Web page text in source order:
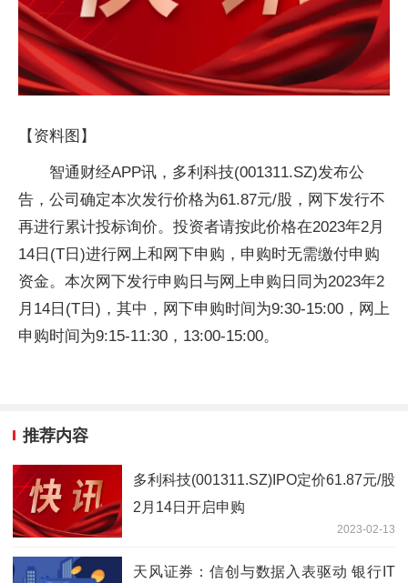
【资料图】
智通财经APP讯，多利科技(001311.SZ)发布公
告，公司确定本次发行价格为61.87元/股，网下发行不
再进行累计投标询价。投资者请按此价格在2023年2月
14日(T日)进行网上和网下申购，申购时无需缴付申购
资金。本次网下发行申购日与网上申购日同为2023年2
月14日(T日)，其中，网下申购时间为9:30-15:00，网上
申购时间为9:15-11:30，13:00-15:00。
推荐内容
多利科技(001311.SZ)IPO定价61.87元/股
2月14日开启申购
2023-02-13
天风证券：信创与数据入表驱动 银行IT